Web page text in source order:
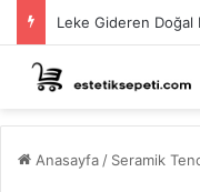
Leke Gideren Doğal
Anasayfa / Seramik